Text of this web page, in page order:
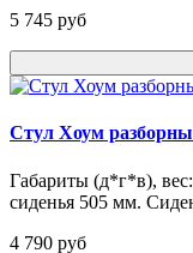
5 745 pуб
Стул Хоум
Габариты (д*г*в),
сиденья 505 мм.
4 790 pуб